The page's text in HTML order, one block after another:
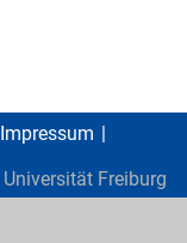
Impressum
Universität Freiburg